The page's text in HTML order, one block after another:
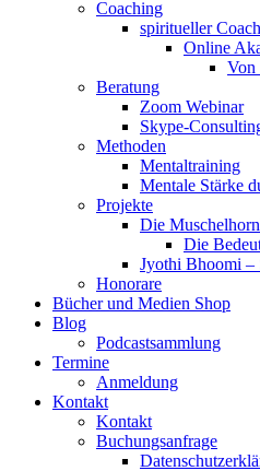
Coaching
spiritueller Coach
Online
Von
Beratung
Zoom Webinar
Skype-
Methoden
Mentaltraining
Mentale Stärke
Projekte
Die
Die
Jyothi Bhoomi –
Honorare
Bücher und Medien Shop
Blog
Podcastsammlung
Termine
Anmeldung
Kontakt
Kontakt
Buchungsanfrage